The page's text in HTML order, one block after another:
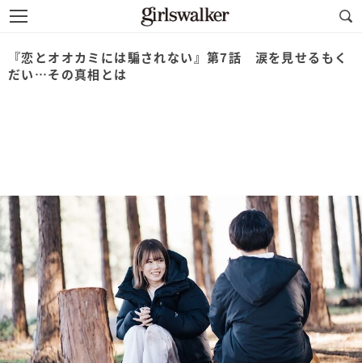
『恋とオオカミには騙されない』第7話 涙を見せるもく
だい…その真相とは